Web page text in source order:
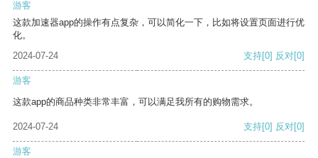
游客
这款加速器app的操作有点复杂，可以简化一下，比如将设置页面进行优
化。
2024-07-24
支持[0] 反对[0]
游客
这款app的商品种类非常丰富，可以满足我所有的购物需求。
2024-07-24 支持[0] 反对[0]
游客